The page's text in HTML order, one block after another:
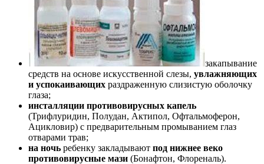
закапывание
средств на основе искусственной слезы, увлажняющих
и успокаивающих раздраженную слизистую оболочку
глаза;
инсталляции противовирусных капель
(Трифлуридин, Полудан, Актипол, Офтальмоферон,
Ацикловир) с предварительным промыванием глаз
отварами трав;
на ночь ребенку закладывают под нижнее веко
противовирусные мази (Бонафтон, Флореналь).